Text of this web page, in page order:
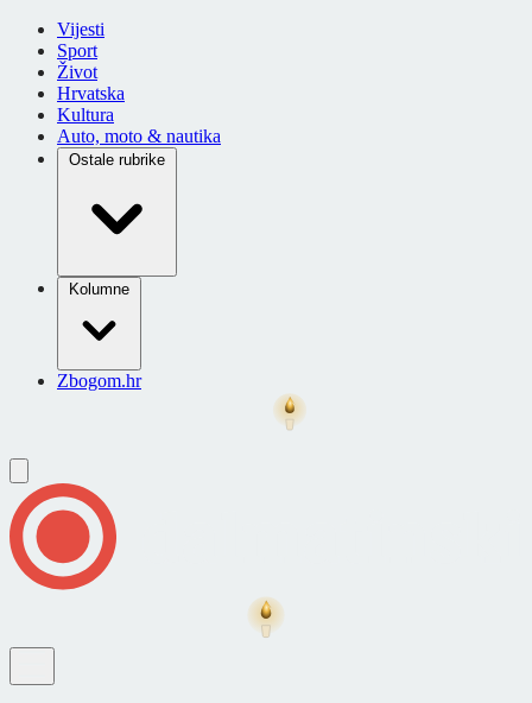
Vijesti
Sport
Život
Hrvatska
Kultura
Auto, moto & nautika
Ostale rubrike
Kolumne
Zbogom.hr